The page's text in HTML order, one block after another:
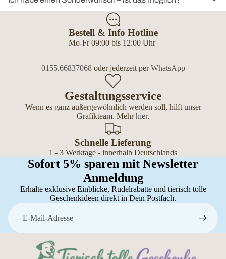
Bestell & Info Hotline
Mo-Fr 09:00 bis 12:00 Uhr
0155.66837068oder jederzeit perWhatsApp
Gestaltungsservice
Wenn es ganz außergewöhnlich werden soll, hilft unser
Grafikteam. Mehrhier.
Schnelle Lieferung
1 - 3 Werktage - innerhalb Deutschlands
Sofort 5% sparen mit Newsletter
Anmeldung
Erhalte exklusive Einblicke, Rudelrabatte und tierisch tolle
Geschenkideen direkt in Dein Postfach.
E-Mail